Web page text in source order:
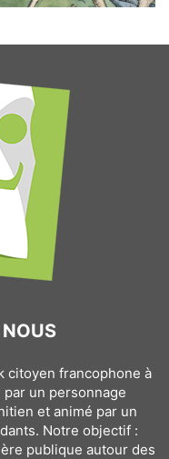
citoyen francophone à
un personnage
et animé par un
Notre objectif :
publique autour des